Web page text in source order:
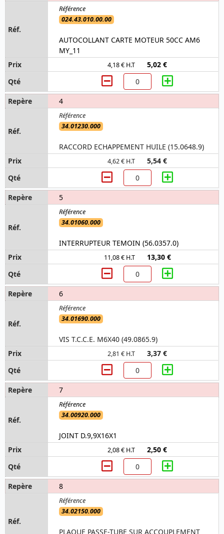
024.43.010.00.00
AUTOCOLLANT CARTE MOTEUR 50CC AM6
MY_11
4,18 € H.T 5,02 €
4
34.01230.000
RACCORD ECHAPPEMENT HUILE (15.0648.9)
4,62 € H.T 5,54 €
5
34.01060.000
INTERRUPTEUR TEMOIN (56.0357.0)
11,08 € H.T 13,30 €
6
34.01690.000
VIS T.C.C.E. M6X40 (49.0865.9)
2,81 € H.T 3,37 €
7
34.00920.000
JOINT D.9,9X16X1
2,08 € H.T 2,50 €
8
34.02150.000
PLAQUE PASSE-TUBE SUR ACCOUPLEMENT